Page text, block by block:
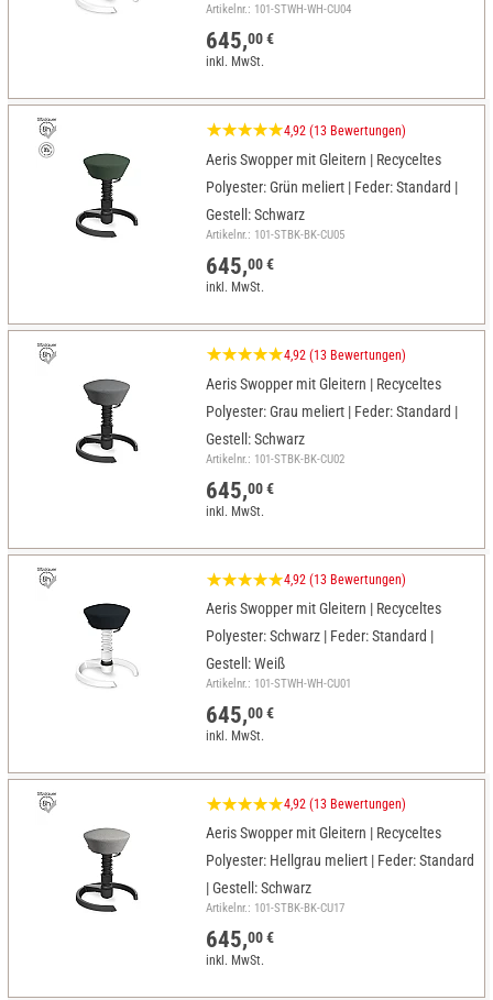
Artikelnr.: 101-STWH-WH-CU04
645,00 €
inkl. MwSt.
4,92 (13 Bewertungen)
Aeris Swopper mit Gleitern | Recyceltes
Polyester: Grün meliert | Feder: Standard |
Gestell: Schwarz
Artikelnr.: 101-STBK-BK-CU05
645,00 €
inkl. MwSt.
4,92 (13 Bewertungen)
Aeris Swopper mit Gleitern | Recyceltes
Polyester: Grau meliert | Feder: Standard |
Gestell: Schwarz
Artikelnr.: 101-STBK-BK-CU02
645,00 €
inkl. MwSt.
4,92 (13 Bewertungen)
Aeris Swopper mit Gleitern | Recyceltes
Polyester: Schwarz | Feder: Standard |
Gestell: Weiß
Artikelnr.: 101-STWH-WH-CU01
645,00 €
inkl. MwSt.
4,92 (13 Bewertungen)
Aeris Swopper mit Gleitern | Recyceltes
Polyester: Hellgrau meliert | Feder: Standard
| Gestell: Schwarz
Artikelnr.: 101-STBK-BK-CU17
645,00 €
inkl. MwSt.